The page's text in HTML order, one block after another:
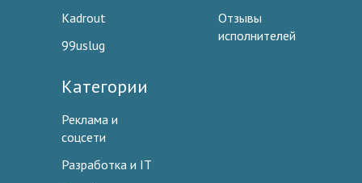
Kadrout
99uslug
Отзывы
исполнителей
Категории
Реклама и
соцсети
Разработка и IT